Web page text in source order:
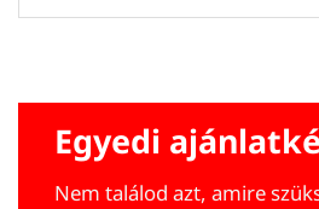
Egyedi
Nem találod azt, amire